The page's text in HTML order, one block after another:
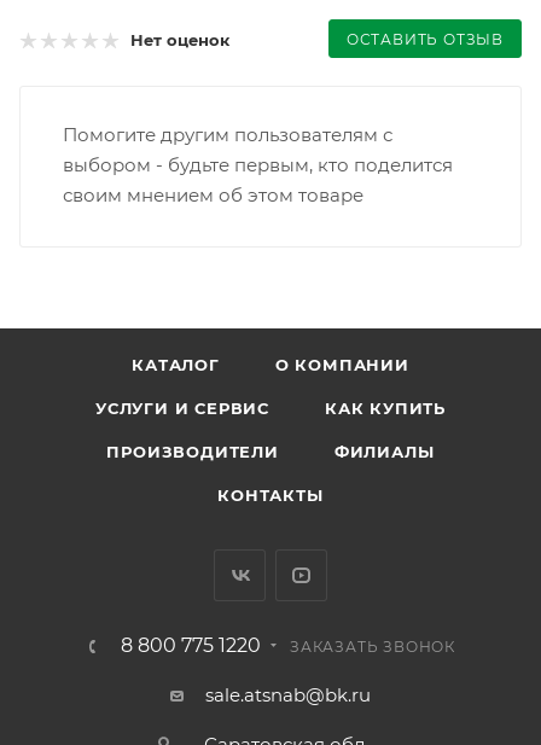
Нет оценок ОСТАВИТЬ ОТЗЫВ
Помогите другим пользователям с
выбором - будьте первым, кто поделится
своим мнением об этом товаре
КАТАЛОГ О КОМПАНИИ
УСЛУГИ И СЕРВИС КАК КУПИТЬ
ПРОИЗВОДИТЕЛИ ФИЛИАЛЫ
КОНТАКТЫ
8 800 775 1220 ЗАКАЗАТЬ ЗВОНОК
sale.atsnab@bk.ru